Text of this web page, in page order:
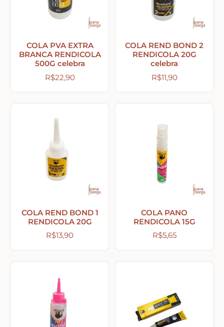
Abóboras
Casinhas – Cercas – Portões – Luminárias –
Janelas
Country Primitivo
Enfeite de Balcão
COLA PVA EXTRA
BRANCA RENDICOLA
500G celebra
R$22,90
COLA REND BOND 2
RENDICOLA 20G
celebra
R$11,90
COLA REND BOND 1
RENDICOLA 20G
R$13,90
COLA PANO
RENDICOLA 15G
R$5,65